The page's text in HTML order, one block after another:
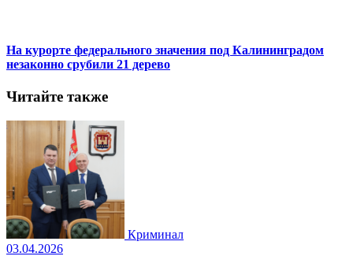
На курорте федерального значения под Калининградом
незаконно срубили 21 дерево
Читайте также
Криминал
03.04.2026